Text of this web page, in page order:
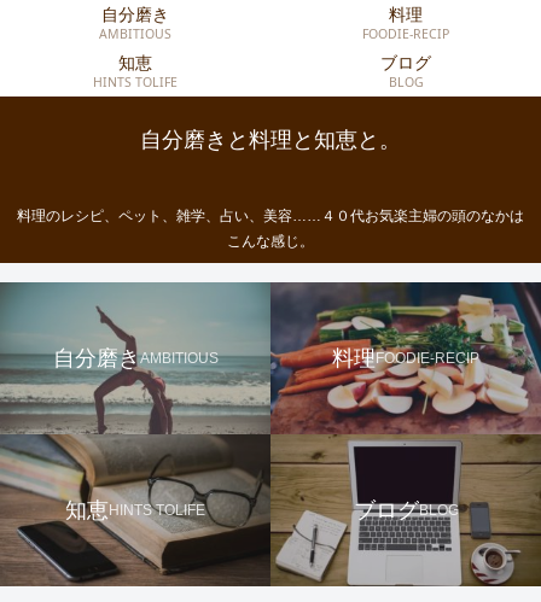
自分磨きと料理と知恵と。
料理のレシピ、ペット、雑学、占い、美容……４０代お気楽主婦の頭のなかは
こんな感じ。
自分磨き
AMBITIOUS
料理
FOODIE-RECIP
知恵
HINTS TOLIFE
ブログ
BLOG
自分磨きAMBITIOUS 料理FOODIE-RECIP
知恵HINTS TOLIFE ブログBLOG